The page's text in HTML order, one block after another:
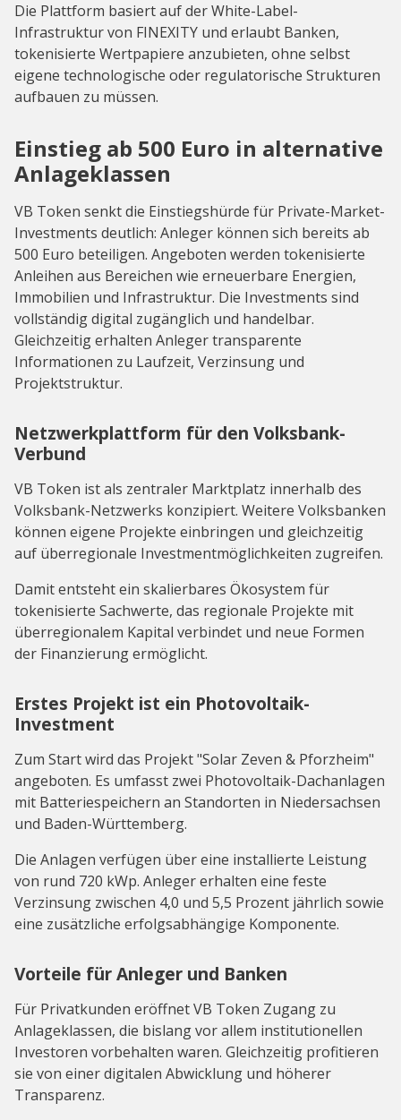
Die Plattform basiert auf der White-Label-
Infrastruktur von FINEXITY und erlaubt Banken,
tokenisierte Wertpapiere anzubieten, ohne selbst
eigene technologische oder regulatorische Strukturen
aufbauen zu müssen.
Einstieg ab 500 Euro in alternative
Anlageklassen
VB Token senkt die Einstiegshürde für Private-Market-
Investments deutlich: Anleger können sich bereits ab
500 Euro beteiligen. Angeboten werden tokenisierte
Anleihen aus Bereichen wie erneuerbare Energien,
Immobilien und Infrastruktur. Die Investments sind
vollständig digital zugänglich und handelbar.
Gleichzeitig erhalten Anleger transparente
Informationen zu Laufzeit, Verzinsung und
Projektstruktur.
Netzwerkplattform für den Volksbank-
Verbund
VB Token ist als zentraler Marktplatz innerhalb des
Volksbank-Netzwerks konzipiert. Weitere Volksbanken
können eigene Projekte einbringen und gleichzeitig
auf überregionale Investmentmöglichkeiten zugreifen.
Damit entsteht ein skalierbares Ökosystem für
tokenisierte Sachwerte, das regionale Projekte mit
überregionalem Kapital verbindet und neue Formen
der Finanzierung ermöglicht.
Erstes Projekt ist ein Photovoltaik-
Investment
Zum Start wird das Projekt "Solar Zeven & Pforzheim"
angeboten. Es umfasst zwei Photovoltaik-Dachanlagen
mit Batteriespeichern an Standorten in Niedersachsen
und Baden-Württemberg.
Die Anlagen verfügen über eine installierte Leistung
von rund 720 kWp. Anleger erhalten eine feste
Verzinsung zwischen 4,0 und 5,5 Prozent jährlich sowie
eine zusätzliche erfolgsabhängige Komponente.
Vorteile für Anleger und Banken
Für Privatkunden eröffnet VB Token Zugang zu
Anlageklassen, die bislang vor allem institutionellen
Investoren vorbehalten waren. Gleichzeitig profitieren
sie von einer digitalen Abwicklung und höherer
Transparenz.